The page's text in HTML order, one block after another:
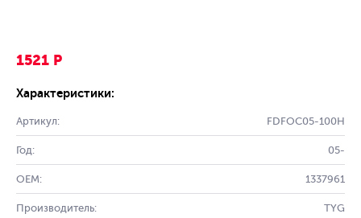
1521 Р
Характеристики:
Артикул: FDFOC05-100H
Год: 05-
OEM: 1337961
Производитель: TYG